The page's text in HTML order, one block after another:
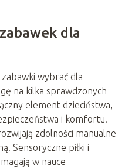
dla
wybrać dla
na kilka sprawdzonych
element dzieciństwa,
i komfortu.
zdolności manualne
Sensoryczne piłki i
w nauce